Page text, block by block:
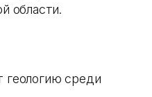
области.
геологию среди